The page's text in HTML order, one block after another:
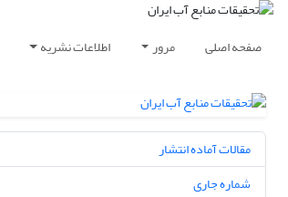
صفحه اصلی مرور اطلاعات نشریه
مقالات آماده انتشار
شماره جاری